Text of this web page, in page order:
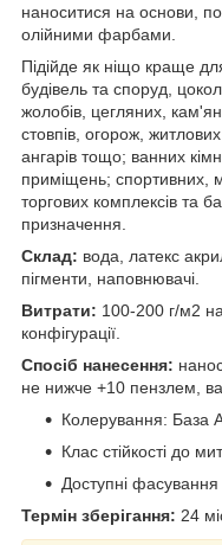
наноситися на основи,
олійними фарбами.
Підійде як ніщо краще
будівель та споруд,
жолобів, цегляних,
стовпів, огорож,
ангарів тощо; ванних
приміщень; спортивних,
торгових комплексів та
призначення.
Склад: вода, латекс
пігменти, наповнювачі.
Витрати: 100-200 г/м2
конфігурації.
Спосіб нанесення:
не нижче +10 пензлем,
Колерування: База А
Клас стійкості до
Доступні фасування
Термін зберігання: 24